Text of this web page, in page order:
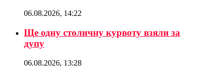
06.08.2026, 14:22
Ще одну столичну курвоту взяли за
дупу
06.08.2026, 13:28